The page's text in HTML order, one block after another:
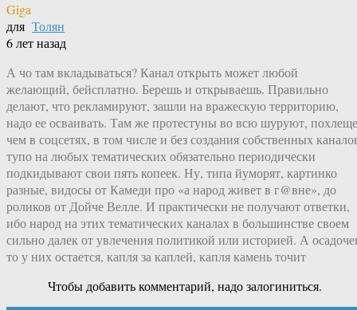
Giga
для Толян
6 лет назад
А чо там вкладываться? Канал открыть может любой
желающий, бейсплатно. Берешь и открываешь. Правильно
делают, что рекламируют, зашли на вражескую территорию,
надо ее осваивать. Там же протестуны во всю шуруют, похлеще
чем в соцсетях, в том числе и без создания собственных
тупо на любых тематических обязательно периодически
подкидывают свои пять копеек. Ну, типа йуморят, картинко
разные, видосы от Камеди про «а народ живет в г@вне», до
роликов от Дойче Велле. И практически не получают ответки,
ибо народ на этих тематических каналах в большинстве своем
сильно далек от увлечения политикой или историей. А
то у них остается, капля за каплей, капля камень точит
Чтобы добавить комментарий, надо залогиниться.